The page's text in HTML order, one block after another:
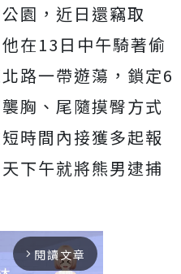
園，近日還竊取
在13日中午騎著偷
路一帶遊蕩，鎖定6
胸、尾隨摸臀方式
時間內接獲多起報
下午就將熊男逮捕
arrow_forward_ios 閱讀文章